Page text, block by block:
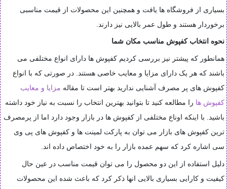
بسیاری از فروشگاه ها یافت و همچنین این محصولات از قیمت مناسبی
برخوردار هستند و طول عمر بالایی نیز دارند
نحوه انتخاب کفپوش مناسب مکان شما
همانطور که پیشتر نیز بررسی کردیم کفپوش ها دارای انواع مختلفی می
باشند که هر یک دارای مزایا و معایب خاصی هستند. در صورتی که با انواع
کفپوش های پر مصرف آشنایی ندارید بهتر است تا مقاله مزایا و معایب
کفپوش ها را مطالعه کنید تا بتوانید بهترین انتخاب را نسبت به نیاز خود داشته
باشید. با اینکه اوناع مختلفی از کفپوش ها در بازار وجود دارد اما از پرمصرف
ترین کفپوش های بازار می توان به پارکت لمینت ها و کفپوش های پی وی
سی اشاره کرد که سهم عمده بازار را به خود اختصاص داده اند
دلیل استفاده از این دو محصول را می توان قیمت مناسب در عین حال
کیفیت و کارایی بسیاری بالایی انها ذکر کرد که باعث شده این محصولات